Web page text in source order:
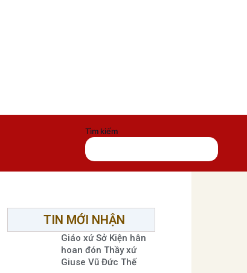
Tìm kiếm
TIN MỚI NHẬN
Giáo xứ Sở Kiện hân
hoan đón Thầy xứ
Giuse Vũ Đức Thế